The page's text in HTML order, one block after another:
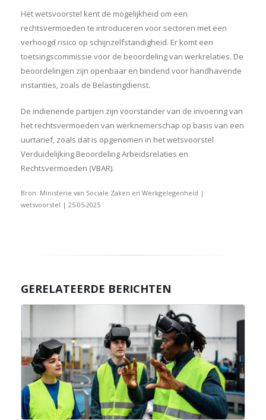
Het wetsvoorstel kent de mogelijkheid om een
rechtsvermoeden te introduceren voor sectoren met een
verhoogd risico op schijnzelfstandigheid. Er komt een
toetsingscommissie voor de beoordeling van werkrelaties. De
beoordelingen zijn openbaar en bindend voor handhavende
instanties, zoals de Belastingdienst.
De indienende partijen zijn voorstander van de invoering van
het rechtsvermoeden van werknemerschap op basis van een
uurtarief, zoals dat is opgenomen in het wetsvoorstel
Verduidelijking Beoordeling Arbeidsrelaties en
Rechtsvermoeden (VBAR).
Bron: Ministerie van Sociale Zaken en Werkgelegenheid |
wetsvoorstel | 25-05-2025
GERELATEERDE BERICHTEN